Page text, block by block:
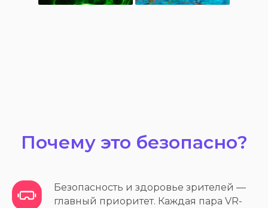
Почему это безопасно?
Безопасность и здоровье зрителей —
главный приоритет. Каждая пара VR-